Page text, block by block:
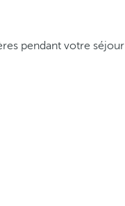
pendant votre séjour